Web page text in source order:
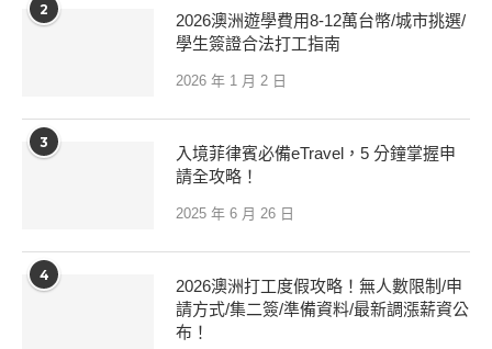
2
2026澳洲遊學費用8-12萬台幣/城市挑選/
學生簽證合法打工指南
2026 年 1 月 2 日
3
入境菲律賓必備eTravel，5 分鐘掌握申
請全攻略！
2025 年 6 月 26 日
4
2026澳洲打工度假攻略！無人數限制/申
請方式/集二簽/準備資料/最新調漲薪資公
布！